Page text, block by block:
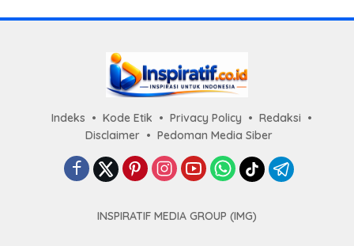
Indeks Kode Etik Privacy Policy
Redaksi
Disclaimer
Pedoman Media Siber
INSPIRATIF MEDIA GROUP (IMG)